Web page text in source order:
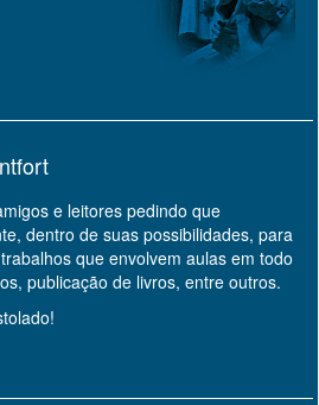
e leitores pedindo que
dentro de suas possibilidades, para
que envolvem aulas em todo
publicação de livros, entre outros.